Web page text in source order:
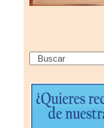
Search